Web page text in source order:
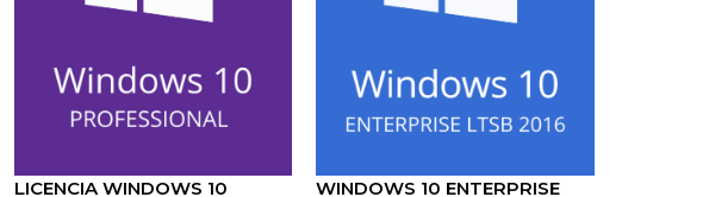
LICENCIA WINDOWS 10
WINDOWS 10 ENTERPRISE